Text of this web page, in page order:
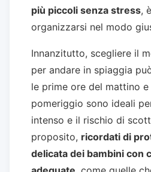
più piccoli senza stress,
organizzarsi nel modo
Innanzitutto, scegliere il
per andare in spiaggia
le prime ore del mattino
pomeriggio sono ideali
intenso e il rischio di
proposito, ricordati di
delicata dei bambini con